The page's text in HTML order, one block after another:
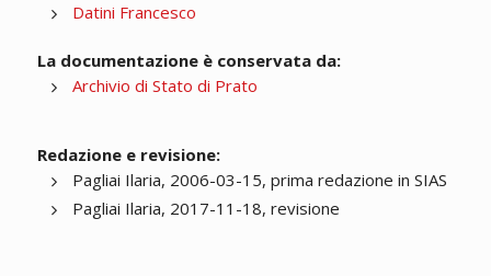
Datini Francesco
La documentazione è conservata da:
Archivio di Stato di Prato
Redazione e revisione:
Pagliai Ilaria, 2006-03-15, prima redazione in SIAS
Pagliai Ilaria, 2017-11-18, revisione